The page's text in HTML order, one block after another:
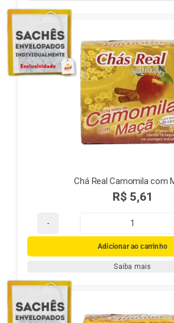
Chá Real Camomila com
R$ 5,61
Chá
Real
Camomila
Adicionar ao carrinho
Saiba mais